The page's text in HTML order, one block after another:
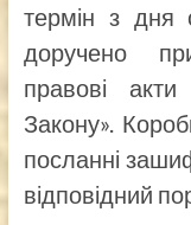
термін з дня
доручено
правові
Закону».
посланні
відповідний